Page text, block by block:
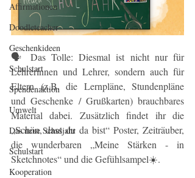
Affirmationen
Doodleteacher
Geschenkideen
Schulstart
Spendenaktion
Umwelt
Das neue Schuljahr
Schulstart
Kooperation
🗣 Das Tolle: Diesmal ist nicht nur für
Lehrerinnen und Lehrer, sondern auch für
Eltern (z.B. die Lernpläne, Stundenpläne
und Geschenke / Grußkarten) brauchbares
Material dabei. Zusätzlich findet ihr die
„Schön, dass du da bist“ Poster, Zeiträuber,
die wunderbaren „Meine Stärken - in
Sketchnotes“ und die Gefühlsampel☀️.